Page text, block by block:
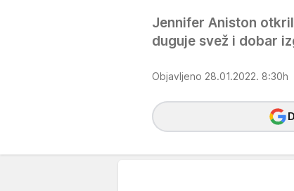
Jennifer Aniston
duguje svež i dobar
Objavljeno 28.01.2022. 8:30h